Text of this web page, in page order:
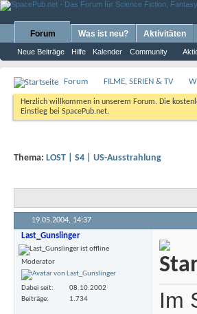
Forum
Neue Beiträge Hilfe Kalender Community
Was ist neu? Aktivitäten
Forum FILME, SERIEN & TV
Herzlich willkommen in unserem Forum. Die
Einstieg bei SpacePub.net.
Thema: LOST | S4 | US-Ausstrahlung
19.05.2004, 14:37
Last_Gunslinger
Moderator
Dabei seit
08.10.2002
Beiträge
1.734 Im